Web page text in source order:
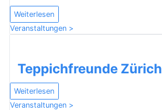
Weiterlesen
Veranstaltungen >
Teppichfreunde Zürich
Weiterlesen
Veranstaltungen >